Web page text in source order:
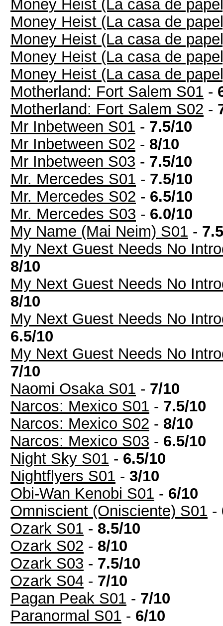
Money Heist (La casa de
Money Heist (La casa de
Money Heist (La casa de
Money Heist (La casa de
Money Heist (La casa de
Motherland: Fort Salem S01 -
Motherland: Fort Salem S02 -
Mr Inbetween S01 - 7.5/10
Mr Inbetween S02 - 8/10
Mr Inbetween S03 - 7.5/10
Mr. Mercedes S01 - 7.5/10
Mr. Mercedes S02 - 6.5/10
Mr. Mercedes S03 - 6.0/10
My Name (Mai Neim) S01 -
My Next Guest Needs No
8/10
My Next Guest Needs No
8/10
My Next Guest Needs No
6.5/10
My Next Guest Needs No
7/10
Naomi Osaka S01 - 7/10
Narcos: Mexico S01 - 7.5/10
Narcos: Mexico S02 - 8/10
Narcos: Mexico S03 - 6.5/10
Night Sky S01 - 6.5/10
Nightflyers S01 - 3/10
Obi-Wan Kenobi S01 - 6/10
Omniscient (Onisciente) S01 -
Ozark S01 - 8.5/10
Ozark S02 - 8/10
Ozark S03 - 7.5/10
Ozark S04 - 7/10
Pagan Peak S01 - 7/10
Paranormal S01 - 6/10